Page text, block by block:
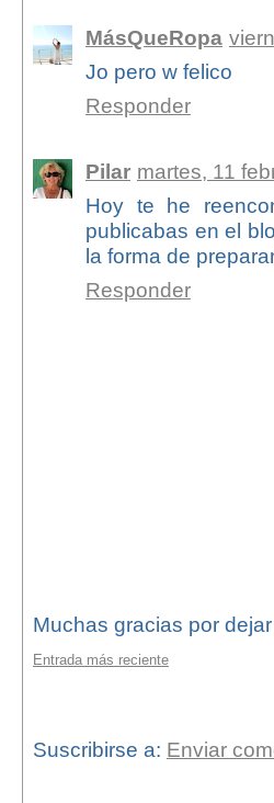
MásQueRopa
Jo pero w felico
Responder
Pilar martes, 11
Hoy te he
publicabas en el
la forma de
Responder
Muchas gracias por
Entrada más reciente
Suscribirse a: Enviar